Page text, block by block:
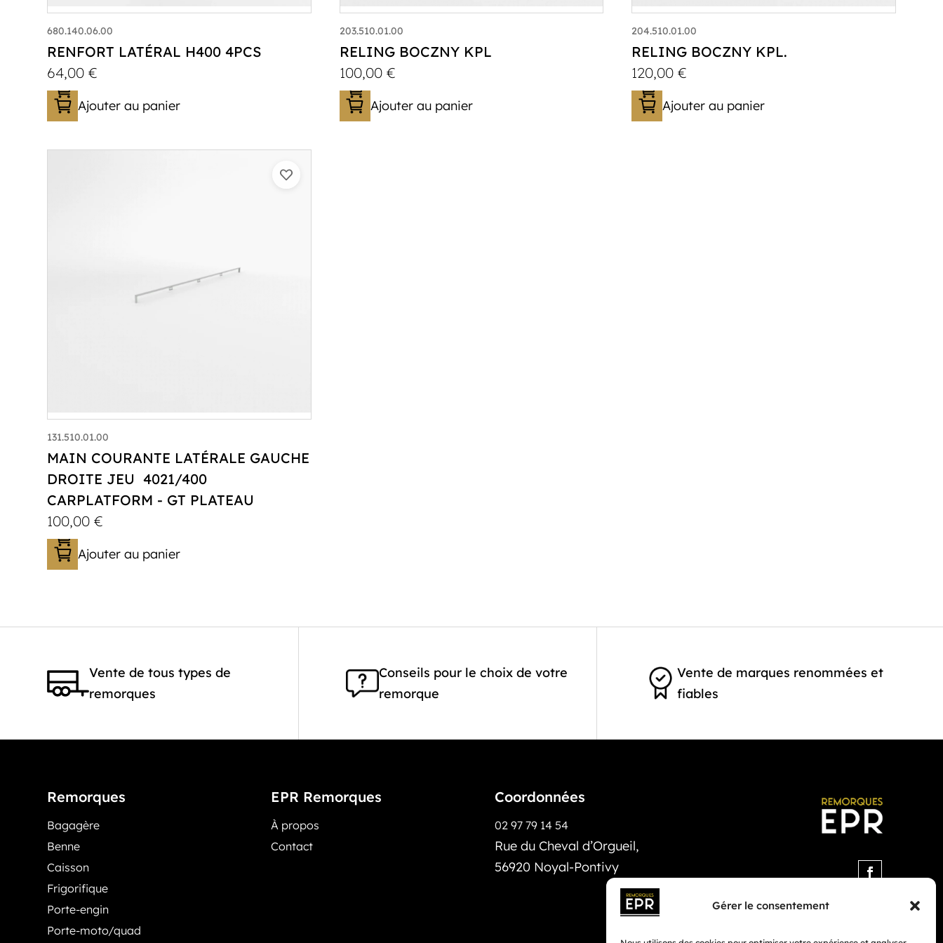
Gérer le consentement
680.140.06.00
RENFORT LATÉRAL H400 4PCS
64,00€
Ajouter au panier
203.510.01.00
RELING BOCZNY KPL
100,00 €
Ajouter au panier
204.510.01.00
RELING BOCZNY KPL.
120,00€
Ajouter au panier
131.510.01.00
MAIN COURANTE LATÉRALE GAUCHE
DROITE JEU 4021/400
CARPLATFORM - GT PLATEAU
100,00€
Ajouter au panier
Vente de tous types de
remorques
Conseils pour le choix de votre
remorque
Vente de marques renommées et
fiables
Remorques
Bagagère
Benne
Caisson
Frigorifique
Porte-engin
Porte-moto/quad
EPR Remorques
À propos
Contact
Coordonnées
02 97 79 14 54
Rue du Cheval d’Orgueil,
56920 Noyal-Pontivy